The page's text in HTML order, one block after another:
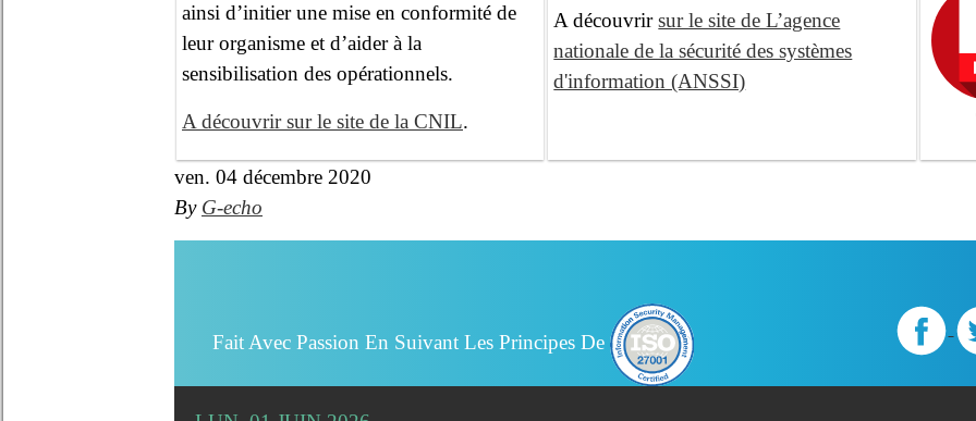
ainsi d’initier une mise en conformité de
leur organisme et d’aider à la
sensibilisation des opérationnels.
A découvrir sur le site de la CNIL.
A découvrirsur le site de L’agence
nationale de la sécurité des systèmes
d'information (ANSSI)
ven. 04 décembre 2020
By G-echo
Fait Avec Passion En Suivant Les Principes De